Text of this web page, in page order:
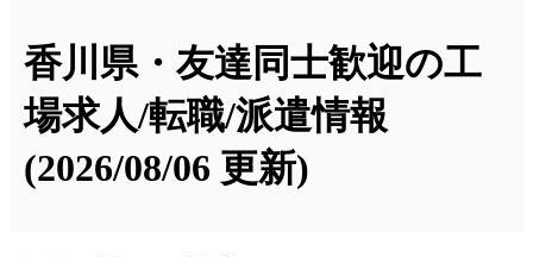
香川県・友達同士歓迎の工
場求人/転職/派遣情報
(2026/08/06 更新)